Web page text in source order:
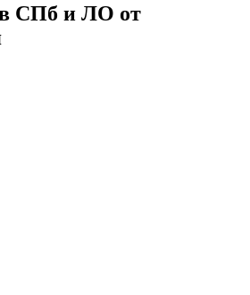
СПб и ЛО от